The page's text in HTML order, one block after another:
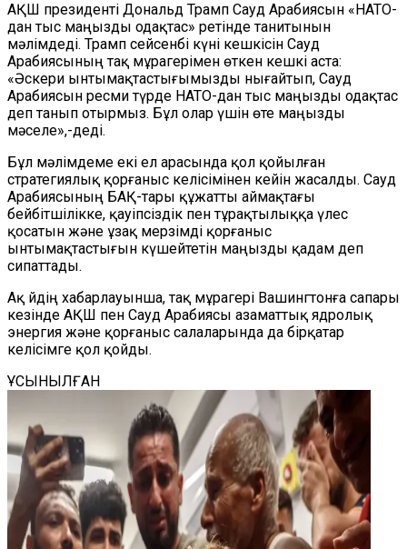
АҚШ президенті Дональд Трамп Сауд Арабиясын «НАТО-
дан тыс маңызды одақтас» ретінде танитынын
мәлімдеді. Трамп сейсенбі күні кешкісін Сауд
Арабиясының тақ мұрагерімен өткен кешкі аста:
«Әскери ынтымақтастығымызды нығайтып, Сауд
Арабиясын ресми түрде НАТО-дан тыс маңызды одақтас
деп танып отырмыз. Бұл олар үшін өте маңызды
мәселе»,-деді.
Бұл мәлімдеме екі ел арасында қол қойылған
стратегиялық қорғаныс келісімінен кейін жасалды. Сауд
Арабиясының БАҚ-тары құжатты аймақтағы
бейбітшілікке, қауіпсіздік пен тұрақтылыққа үлес
қосатын және ұзақ мерзімді қорғаныс
ынтымақтастығын күшейтетін маңызды қадам деп
сипаттады.
Ақ Үйдің хабарлауынша, тақ мұрагері Вашингтонға сапары
кезінде АҚШ пен Сауд Арабиясы азаматтық ядролық
энергия және қорғаныс салаларында да бірқатар
келісімге қол қойды.
ҰСЫНЫЛҒАН